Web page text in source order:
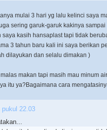
mulai 3 hari yg lalu kelinci saya
sering garuk-garuk kakinya sampai
kasih hansaplast tapi tidak
3 tahun baru kali ini saya berikan
dilayukan dan selalu dimakan )
makan tapi masih mau minum
itu ya?Bagaimana cara
pukul 22.03